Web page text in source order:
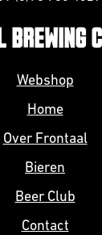
BREWING
Webshop
Home
Over Frontaal
Bieren
Beer Club
Contact